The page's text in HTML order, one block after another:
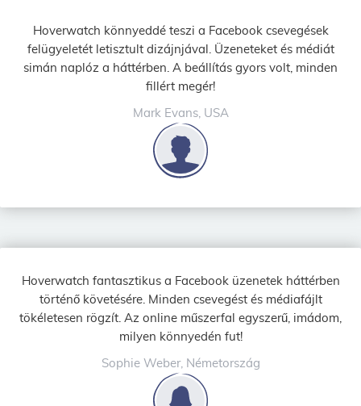
Hoverwatch fantasztikus a Facebook üzenetek háttérben
történő követésére. Minden csevegést és médiafájlt
tökéletesen rögzít. Az online műszerfal egyszerű, imádom,
milyen könnyedén fut!
Sophie Weber, Németország
Hoverwatch könnyeddé teszi a Facebook csevegések
felügyeletét letisztult dizájnjával. Üzeneteket és médiát
simán naplóz a háttérben. A beállítás gyors volt, minden
fillért megér!
Mark Evans, USA